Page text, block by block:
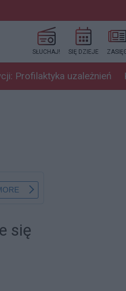
SŁUCHAJ! SIĘ DZIEJE
Profilaktyka uzależnień
się